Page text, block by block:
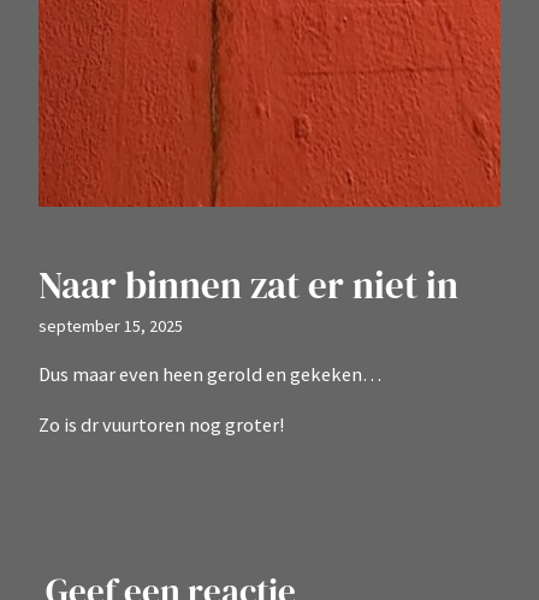
Naar binnen zat er niet in
september 15, 2025
Dus maar even heen gerold en gekeken…
Zo is dr vuurtoren nog groter!